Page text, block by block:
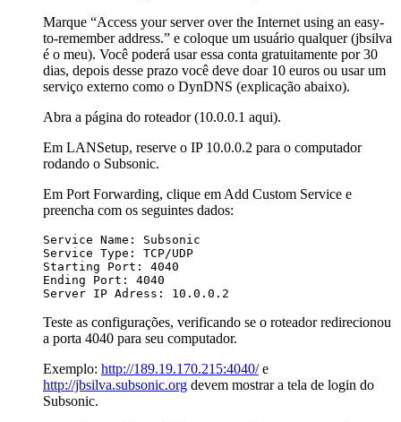
Marque “Access your server over the Internet using an easy-
to-remember address.” e coloque um usuário qualquer (jbsilva
é o meu). Você poderá usar essa conta gratuitamente por 30
dias, depois desse prazo você deve doar 10 euros ou usar um
serviço externo como o DynDNS (explicação abaixo).
Abra a página do roteador (10.0.0.1 aqui).
Em LANSetup, reserve o IP 10.0.0.2 para o computador
rodando o Subsonic.
Em Port Forwarding, clique em Add Custom Service e
preencha com os seguintes dados:
Teste as configurações, verificando se o roteador redirecionou
a porta 4040 para seu computador.
Exemplo: http://189.19.170.215:4040/e
http://jbsilva.subsonic.org devem mostrar a tela de login do
Subsonic.